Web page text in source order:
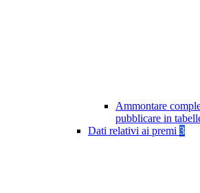
Ammontare
pubblicare in
Dati relativi ai premi 3